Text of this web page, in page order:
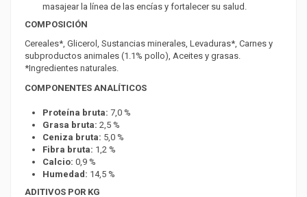
masajear la línea de las encías y fortalecer su salud.
COMPOSICIÓN
Cereales*, Glicerol, Sustancias minerales, Levaduras*, Carnes y
subproductos animales (1.1% pollo), Aceites y grasas.
*Ingredientes naturales.
COMPONENTES ANALÍTICOS
Proteína bruta: 7,0 %
Grasa bruta: 2,5 %
Ceniza bruta: 5,0 %
Fibra bruta: 1,2 %
Calcio: 0,9 %
Humedad: 14,5 %
ADITIVOS POR KG